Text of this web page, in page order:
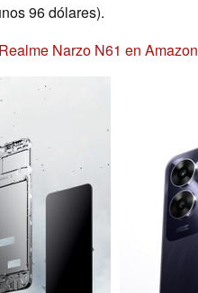
96 dólares).
Narzo N61 en Amazon